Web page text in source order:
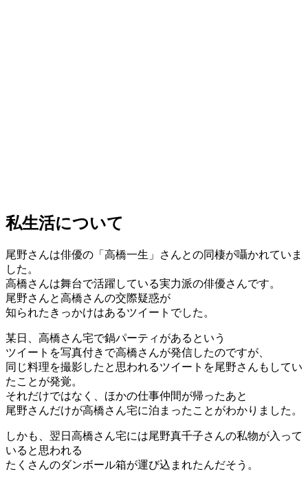
私生活について
尾野さんは俳優の「高橋一生」さんとの同棲が囁かれていま
した。
高橋さんは舞台で活躍している実力派の俳優さんです。
尾野さんと高橋さんの交際疑惑が
知られたきっかけはあるツイートでした。
某日、高橋さん宅で鍋パーティがあるという
ツイートを写真付きで高橋さんが発信したのですが、
同じ料理を撮影したと思われるツイートを尾野さんもしてい
たことが発覚。
それだけではなく、ほかの仕事仲間が帰ったあと
尾野さんだけが高橋さん宅に泊まったことがわかりました。
しかも、翌日高橋さん宅には尾野真千子さんの私物が入って
いると思われる
たくさんのダンボール箱が運び込まれたんだそう。